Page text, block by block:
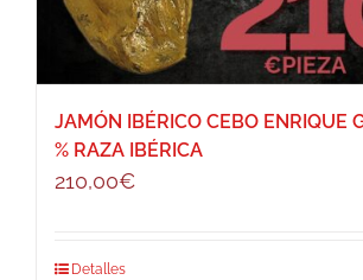
JAMÓN IBÉRICO CEBO ENRIQUE
% RAZA IBÉRICA
210,00€
Detalles